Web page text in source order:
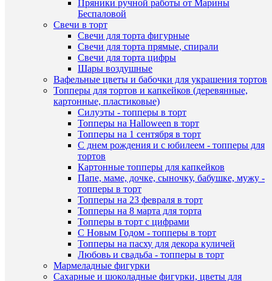
Пряники ручной работы от Марины
Беспаловой
Свечи в торт
Свечи для торта фигурные
Свечи для торта прямые, спирали
Свечи для торта цифры
Шары воздушные
Вафельные цветы и бабочки для украшения тортов
Топперы для тортов и капкейков (деревянные,
картонные, пластиковые)
Силуэты - топперы в торт
Топперы на Halloween в торт
Топперы на 1 сентября в торт
С днем рождения и с юбилеем - топперы для
тортов
Картонные топперы для капкейков
Папе, маме, дочке, сыночку, бабушке, мужу -
топперы в торт
Топперы на 23 февраля в торт
Топперы на 8 марта для торта
Топперы в торт с цифрами
С Новым Годом - топперы в торт
Топперы на пасху для декора куличей
Любовь и свадьба - топперы в торт
Мармеладные фигурки
Сахарные и шоколадные фигурки, цветы для
В
для
/
В